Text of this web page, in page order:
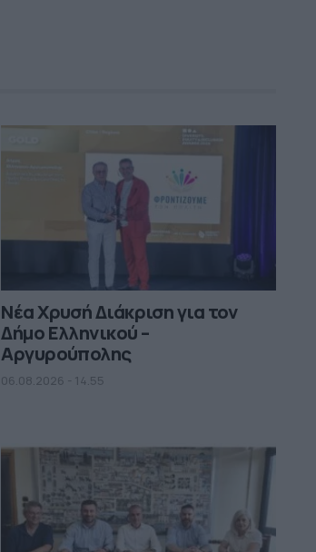
Νέα Χρυσή Διάκριση για τον
Δήμο Ελληνικού –
Αργυρούπολης
06.08.2026 - 14.55